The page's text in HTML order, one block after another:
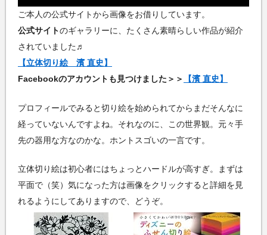
ご本人の公式サイトから画像をお借りしています。
公式サイトのギャラリーに、たくさん素晴らしい作品が紹介
されていました♬
【立体切り絵 濱 直史】
Facebookのアカウントも見つけました＞＞
【濱 直史】
プロフィールでみると切り絵を始められてからまだそんなに
経っていないんですよね。それなのに、この世界観。元々手
先の器用な方なのかな。ホントスゴいの一言です。
立体切り絵は初心者にはちょっとハードルが高すぎ。まずは
平面で（笑）気になった方は画像をクリックすると詳細を見
れるようにしてありますので、どうぞ。